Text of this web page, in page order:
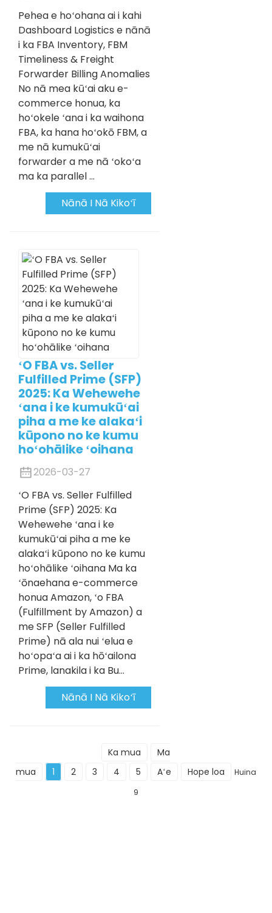
Pehea e hoʻohana ai i kahi
Dashboard Logistics e nānā
i ka FBA Inventory, FBM
Timeliness & Freight
Forwarder Billing Anomalies
No nā mea kūʻai aku e-
commerce honua, ka
hoʻokele ʻana i ka waihona
FBA, ka hana hoʻokō FBM, a
me nā kumukūʻai
forwarder a me nā ʻokoʻa
ma ka parallel ...
Nānā I Nā Kikoʻī
ʻO FBA vs. Seller
Fulfilled Prime (SFP)
2025: Ka Wehewehe
ʻana i ke kumukūʻai
piha a me ke alakaʻi
kūpono no ke kumu
hoʻohālike ʻoihana
2026-03-27
ʻO FBA vs. Seller Fulfilled
Prime (SFP) 2025: Ka
Wehewehe ʻana i ke
kumukūʻai piha a me ke
alakaʻi kūpono no ke kumu
hoʻohālike ʻoihana Ma ka
ʻōnaehana e-commerce
honua Amazon, ʻo FBA
(Fulfillment by Amazon) a
me SFP (Seller Fulfilled
Prime) nā ala nui ʻelua e
hoʻopaʻa ai i ka hōʻailona
Prime, lanakila i ka Bu...
Nānā I Nā Kikoʻī
Ka mua
Ma
mua
1 2 3 4 5 Aʻe Hope loa
Huina
9